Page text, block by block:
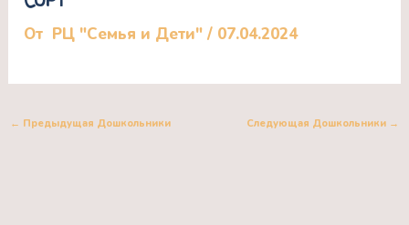
От РЦ "Семья и Дети"/ 07.04.2024
← Предыдущая Дошкольники Следующая Дошкольники →